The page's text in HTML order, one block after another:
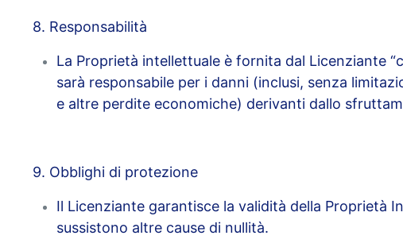
8. Responsabilità
La Proprietà intellettuale è fornita dal Licenziante
sarà responsabile per i danni (inclusi, senza
e altre perdite economiche) derivanti dallo
9. Obblighi di protezione
Il Licenziante garantisce la validità della Proprietà
sussistono altre cause di nullità.